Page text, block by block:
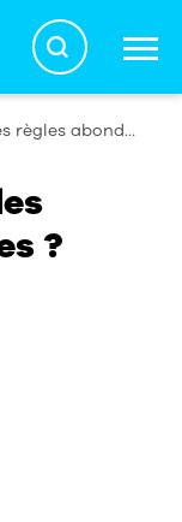
Search
Comment gérer les règles abondantes ? (ménorragies)
?